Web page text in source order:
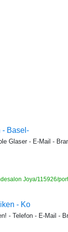
- Basel-
Glaser - E-Mail -
Joya/115926/
- Ko
- Telefon - E-Mail -